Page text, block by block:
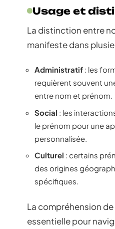
Usage et
La distinction entre
manifeste dans
Administratif : les
requièrent souvent
entre nom et prénom.
Social : les
le prénom pour une
personnalisée.
Culturel : certains
des origines
spécifiques.
La compréhension
essentielle pour